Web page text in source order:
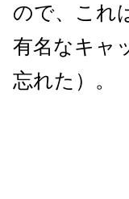
ので、これ
有名なキャ
忘れた）。